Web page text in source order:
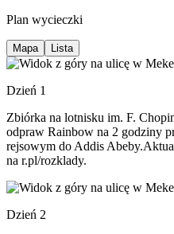
Plan wycieczki
Mapa Lista
Dzień 1
Zbiórka na lotnisku im. F.
odpraw Rainbow na 2 godziny
rejsowym do Addis
na r.pl/rozklady.
Dzień 2